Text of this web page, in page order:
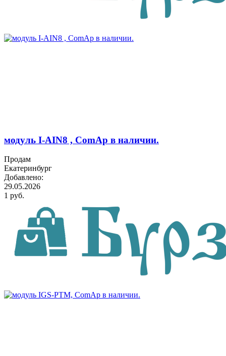
модуль I-AIN8 , ComAp в наличии.
Продам
Екатеринбург
Добавлено:
29.05.2026
1 руб.